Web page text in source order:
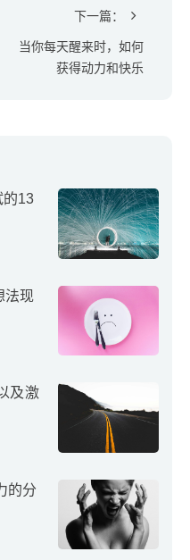
下一篇：
当你每天醒来时，如何
获得动力和快乐
的13
法现
及激
的分